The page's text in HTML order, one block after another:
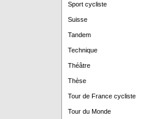
Sport cycliste
Suisse
Tandem
Technique
Théâtre
Thèse
Tour de France cycliste
Tour du Monde